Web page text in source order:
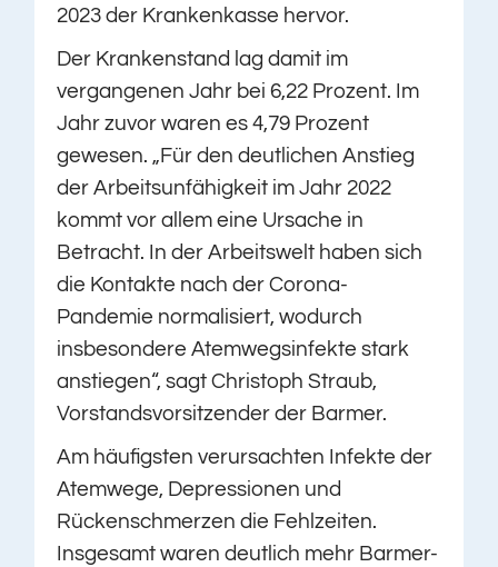
2023 der Krankenkasse hervor.
Der Krankenstand lag damit im
vergangenen Jahr bei 6,22 Prozent. Im
Jahr zuvor waren es 4,79 Prozent
gewesen. „Für den deutlichen Anstieg
der Arbeitsunfähigkeit im Jahr 2022
kommt vor allem eine Ursache in
Betracht. In der Arbeitswelt haben sich
die Kontakte nach der Corona-
Pandemie normalisiert, wodurch
insbesondere Atemwegsinfekte stark
anstiegen“, sagt Christoph Straub,
Vorstandsvorsitzender der Barmer.
Am häufigsten verursachten Infekte der
Atemwege, Depressionen und
Rückenschmerzen die Fehlzeiten.
Insgesamt waren deutlich mehr Barmer-